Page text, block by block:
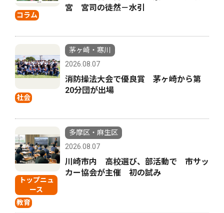
コラム
宮 宮司の徒然－水引
社会
茅ヶ崎・寒川
2026.08.07
消防操法大会で優良賞 茅ヶ崎から第
20分団が出場
トップニュ
ース
教育
多摩区・麻生区
2026.08.07
川崎市内 高校選び、部活動で 市サッ
カー協会が主催 初の試み